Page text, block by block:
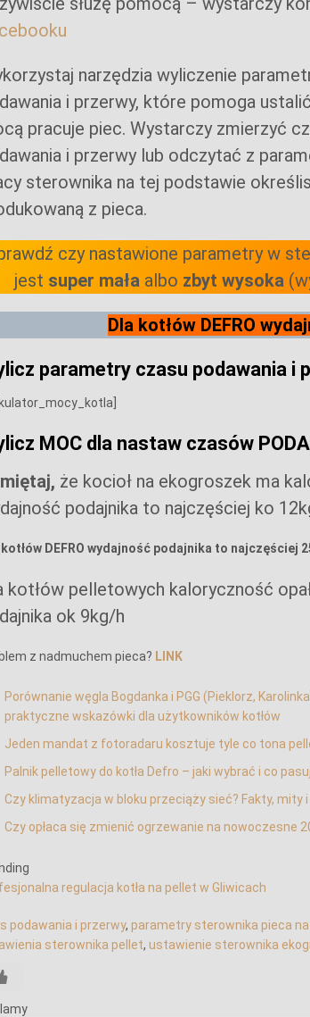
narzędzia wyliczenie
i przerwy, które pomoga
pracuje piec. Wystarczy zmierzyć
i przerwy lub odczytać z
sterownika na tej podstawie
z pieca.
czy nastawione parametry w
jest super mała albo zbyt wysoka
Dla kotłów DEFRO
parametry czasu podawania i
MOC dla nastaw czasów
że kocioł na ekogroszek ma
podajnika to najczęściej ko
kotłów DEFRO wydajność podajnika to najczęściej
kotłów pelletowych kaloryczność
ok 9kg/h
z nadmuchem pieca? LINK
Porównanie węgla Bogdanka i PGG (Pieklorz,
praktyczne wskazówki dla użytkowników kotłów
Jeden mandat z fotoradaru kosztuje tyle co tona
Palnik pelletowy do kotła Defro – jaki wybrać i co
Czy klimatyzacja w bloku przeciąży sieć? Fakty, mity
Czy opłaca się zmienić ogrzewanie na nowoczesne
regulacja kotła na pellet w Gliwicach
podawania i przerwy, parametry sterownika pieca
sterownika pellet, ustawienie sterownika